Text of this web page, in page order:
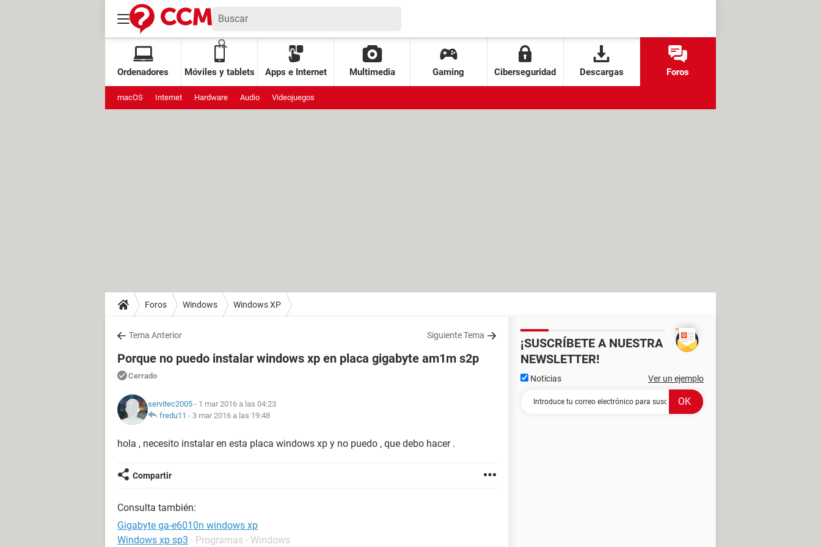
Ordenadores Móviles y tablets Apps e Internet Multimedia Gaming Ciberseguridad Descargas Foros
macOS Internet Hardware Audio Videojuegos
Foros Windows Windows XP
Tema Anterior Siguiente Tema
Porque no puedo instalar windows xp en placa gigabyte am1m s2p
Cerrado
servitec2005 - 1 mar 2016 a las 04:23
fredu11 - 3 mar 2016 a las 19:48
hola , necesito instalar en esta placa windows xp y no puedo , que debo hacer .
Compartir
Consulta también:
Gigabyte ga-e6010n windows xp
Windows xp sp3 - Programas - Windows
¡SUSCRÍBETE A NUESTRA
NEWSLETTER!
Noticias Ver un ejemplo